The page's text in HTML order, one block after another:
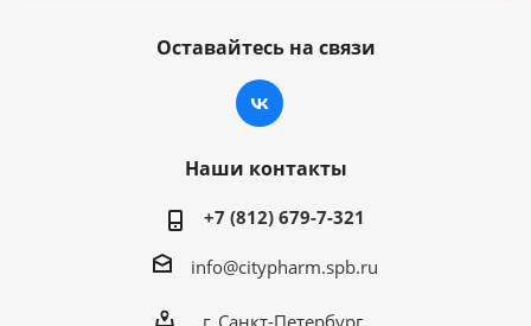
Оставайтесь на связи
Наши контакты
+7 (812) 679-7-321
info@citypharm.spb.ru
г. Санкт-Петербург,